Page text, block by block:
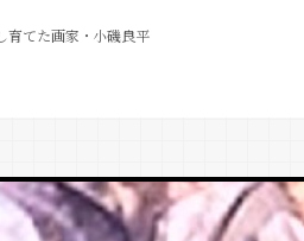
育てた画家・小磯良平